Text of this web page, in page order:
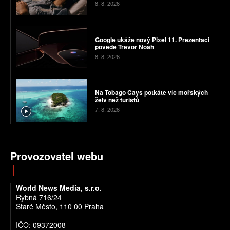
8. 8. 2026
Google ukáže nový Pixel 11. Prezentaci
povede Trevor Noah
8. 8. 2026
Na Tobago Cays potkáte víc mořských
želv než turistů
7. 8. 2026
Provozovatel webu
World News Media, s.r.o.
Rybná 716/24
Staré Město, 110 00 Praha
IČO: 09372008